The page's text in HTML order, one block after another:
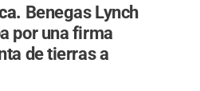
Benegas Lynch
por una firma
de tierras a